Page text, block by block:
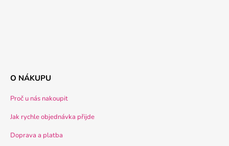
O NÁKUPU
Proč u nás nakoupit
Jak rychle objednávka přijde
Doprava a platba